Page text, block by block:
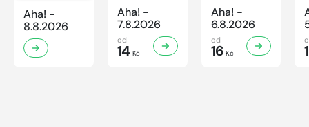
Aha! -
8.8.2026
Aha! -
7.8.2026
od
14Kč
Aha! -
6.8.2026
od
16 Kč